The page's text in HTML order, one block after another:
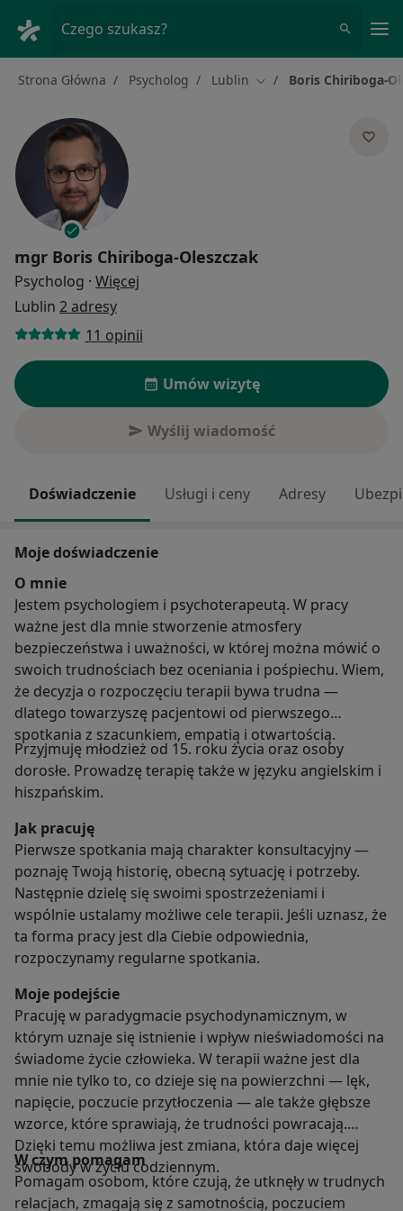
Czego szukasz?
Strona Główna Psycholog Lublin Zmień miasto
Boris Chiriboga-
mgr Boris Chiriboga-Oleszczak
Psycholog · Więcej
Lublin 2 adresy
11 opinii
Umów wizytę
Wyślij wiadomość
Doświadczenie Usługi i ceny Adresy
Moje doświadczenie
O mnie
Jestem psychologiem i psychoterapeutą. W pracy
ważne jest dla mnie stworzenie atmosfery
bezpieczeństwa i uważności, w której można mówić o
swoich trudnościach bez oceniania i pośpiechu. Wiem,
że decyzja o rozpoczęciu terapii bywa trudna —
dlatego towarzyszę pacjentowi od pierwszego
spotkania z szacunkiem, empatią i otwartością.
Przyjmuję młodzież od 15. roku życia oraz osoby
dorosłe. Prowadzę terapię także w języku angielskim i
hiszpańskim.
Jak pracuję
Pierwsze spotkania mają charakter konsultacyjny —
poznaję Twoją historię, obecną sytuację i potrzeby.
Następnie dzielę się swoimi spostrzeżeniami i
wspólnie ustalamy możliwe cele terapii. Jeśli uznasz, że
ta forma pracy jest dla Ciebie odpowiednia,
rozpoczynamy regularne spotkania.
Moje podejście
Pracuję w paradygmacie psychodynamicznym, w
którym uznaje się istnienie i wpływ nieświadomości na
świadome życie człowieka. W terapii ważne jest dla
mnie nie tylko to, co dzieje się na powierzchni — lęk,
napięcie, poczucie przytłoczenia — ale także głębsze
wzorce, które sprawiają, że trudności powracają.
Dzięki temu możliwa jest zmiana, która daje więcej
swobody w życiu codziennym.
W czym pomagam
Pomagam osobom, które czują, że utknęły w trudnych
relacjach, zmagają się z samotnością, poczuciem